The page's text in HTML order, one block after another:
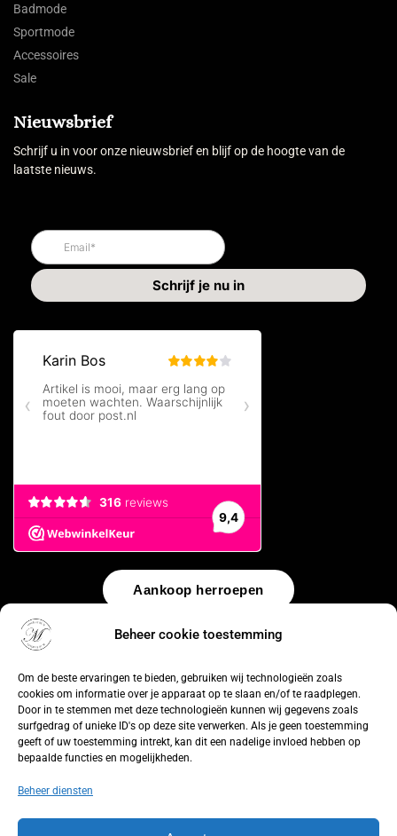
Beheer cookie toestemming
Om de beste ervaringen te bieden, gebruiken wij technologieën zoals
cookies om informatie over je apparaat op te slaan en/of te raadplegen.
Door in te stemmen met deze technologieën kunnen wij gegevens zoals
surfgedrag of unieke ID's op deze site verwerken. Als je geen toestemming
geeft of uw toestemming intrekt, kan dit een nadelige invloed hebben op
bepaalde functies en mogelijkheden.
Beheer diensten
Badmode
Sportmode
Accessoires
Sale
Nieuwsbrief
Schrijf u in voor onze nieuwsbrief en blijf op de hoogte van de
laatste nieuws.
Aankoop herroepen
© 2026 by WebUnlimited–Algemene voorwaarden